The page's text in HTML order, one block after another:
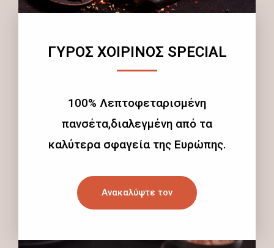
ΓΥΡΟΣ ΧΟΙΡΙΝΟΣ SPECIAL
100% Λεπτοφεταρισμένη
πανσέτα,διαλεγμένη από τα
καλύτερα σφαγεία της Ευρώπης.
Ανακαλύψτε τον